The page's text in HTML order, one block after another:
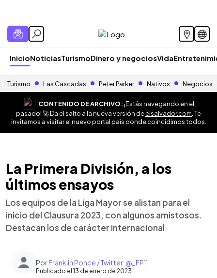
InicioNoticiasTurismoDinero y negociosVida
Turismo Las Cascadas Peter Parker Nativos Negocios
CONTENIDO DE ARCHIVO:¡Estás navegando en el
pasado! 🚀 Da el salto a la nueva versión deelsalvador.com . Te
invitamos a visitar el nuevo portal país donde coincidimos todos.
La Primera División, a los
últimos ensayos
Los equipos de la Liga Mayor se alistan para el
inicio del Clausura 2023, con algunos amistosos.
Destacan los de carácter internacional
PorFranklin Ponce / Twitter: @_FP11
Publicado el 13 de enero de 2023